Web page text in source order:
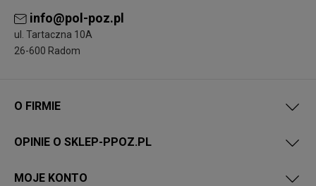
info@pol-poz.pl
ul. Tartaczna 10A
26-600 Radom
O FIRMIE
OPINIE O SKLEP-PPOZ.PL
MOJE KONTO